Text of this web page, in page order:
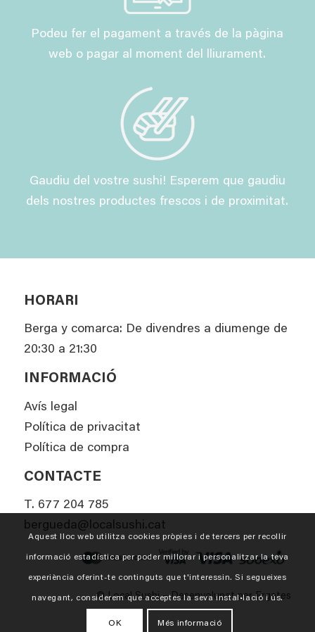
Podeu fer el pagament a través de la pàgina
web o pagar al moment del lliurament.
Gaudiu del vostre sushi! Esperem que gaudiu
dels nostres productes frescos i de proximitat.
HORARI
Berga y comarca: De divendres a diumenge de
20:30 a 21:30
INFORMACIÓ
Avís legal
Política de privacitat
Política de compra
CONTACTE
T. 677 204 785
bergueda@localsushi.cat
© Local Sushi – Desenvolupat perErgates
Aquest lloc web utilitza cookies pròpies i de tercers per recollir
informació estadística per poder millorar i personalitzar la teva
experiència oferint-te continguts que t'interessin. Si segueixes
navegant, considerem que acceptes la seva instal•lació i ús.
OK Més informació